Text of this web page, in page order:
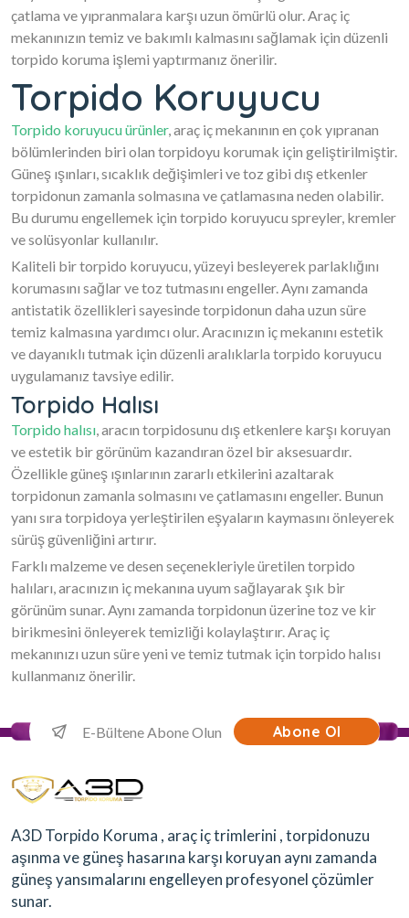
çatlama ve yıpranmalara karşı uzun ömürlü olur. Araç iç
mekanınızın temiz ve bakımlı kalmasını sağlamak için düzenli
torpido koruma işlemi yaptırmanız önerilir.
Torpido Koruyucu
Torpido koruyucu ürünler, araç iç mekanının en çok yıpranan
bölümlerinden biri olan torpidoyu korumak için geliştirilmiştir.
Güneş ışınları, sıcaklık değişimleri ve toz gibi dış etkenler
torpidonun zamanla solmasına ve çatlamasına neden olabilir.
Bu durumu engellemek için torpido koruyucu spreyler, kremler
ve solüsyonlar kullanılır.
Kaliteli bir torpido koruyucu, yüzeyi besleyerek parlaklığını
korumasını sağlar ve toz tutmasını engeller. Aynı zamanda
antistatik özellikleri sayesinde torpidonun daha uzun süre
temiz kalmasına yardımcı olur. Aracınızın iç mekanını estetik
ve dayanıklı tutmak için düzenli aralıklarla torpido koruyucu
uygulamanız tavsiye edilir.
Torpido Halısı
Torpido halısı, aracın torpidosunu dış etkenlere karşı koruyan
ve estetik bir görünüm kazandıran özel bir aksesuardır.
Özellikle güneş ışınlarının zararlı etkilerini azaltarak
torpidonun zamanla solmasını ve çatlamasını engeller. Bunun
yanı sıra torpidoya yerleştirilen eşyaların kaymasını önleyerek
sürüş güvenliğini artırır.
Farklı malzeme ve desen seçenekleriyle üretilen torpido
halıları, aracınızın iç mekanına uyum sağlayarak şık bir
görünüm sunar. Aynı zamanda torpidonun üzerine toz ve kir
birikmesini önleyerek temizliği kolaylaştırır. Araç iç
mekanınızı uzun süre yeni ve temiz tutmak için torpido halısı
kullanmanız önerilir.
Abone Ol
A3D Torpido Koruma , araç iç trimlerini , torpidonuzu
aşınma ve güneş hasarına karşı koruyan aynı zamanda
güneş yansımalarını engelleyen profesyonel çözümler
sunar.